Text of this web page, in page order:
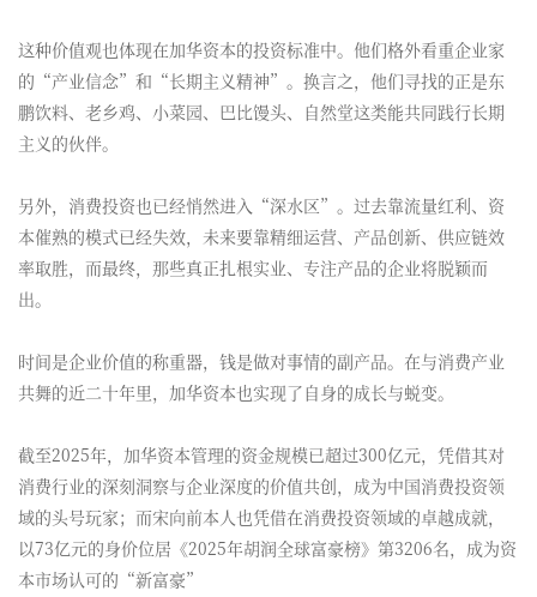
这种价值观也体现在加华资本的投资标准中。他们格外看重企业家
的“产业信念”和“长期主义精神”。换言之，他们寻找的正是东
鹏饮料、老乡鸡、小菜园、巴比馒头、自然堂这类能共同践行长期
主义的伙伴。
另外，消费投资也已经悄然进入“深水区”。过去靠流量红利、资
本催熟的模式已经失效，未来要靠精细运营、产品创新、供应链效
率取胜，而最终，那些真正扎根实业、专注产品的企业将脱颖而
出。
时间是企业价值的称重器，钱是做对事情的副产品。在与消费产业
共舞的近二十年里，加华资本也实现了自身的成长与蜕变。
截至2025年，加华资本管理的资金规模已超过300亿元，凭借其对
消费行业的深刻洞察与企业深度的价值共创，成为中国消费投资领
域的头号玩家；而宋向前本人也凭借在消费投资领域的卓越成就，
以73亿元的身价位居《2025年胡润全球富豪榜》第3206名，成为资
本市场认可的“新富豪”